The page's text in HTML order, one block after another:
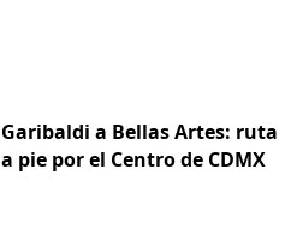
Garibaldi a Bellas Artes: ruta
a pie por el Centro de CDMX